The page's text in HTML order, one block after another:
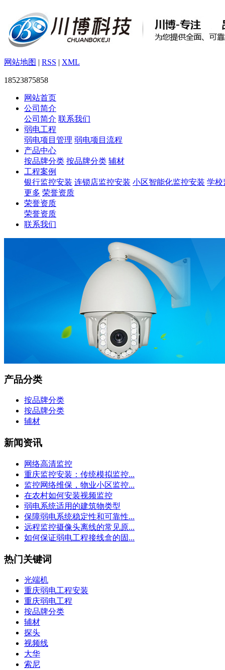
网站地图 | RSS | XML
18523875858
网站首页
公司简介
公司简介 联系我们
弱电工程
弱电项目管理 弱电项目流程
产品中心
按品牌分类 按品牌分类 辅材
工程案例
银行监控安装 连锁店监控安装 小区智能化监控安装 学校
更多 荣誉资质
荣誉资质
荣誉资质
联系我们
产品分类
按品牌分类
按品牌分类
辅材
新闻资讯
网络高清监控
重庆监控安装：传统模拟监控...
监控网络维保，物业小区监控...
在农村如何安装视频监控
弱电系统适用的建筑物类型
保障弱电系统稳定性和可靠性...
远程监控摄像头离线的常见原...
如何保证弱电工程接线盒的固...
热门关键词
光端机
重庆弱电工程安装
重庆弱电工程
按品牌分类
辅材
探头
视频线
大华
索尼